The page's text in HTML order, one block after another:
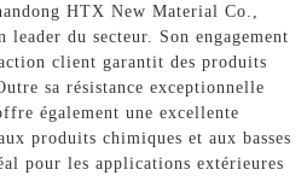
HTX New Material Co.,
leader du secteur. Son engagement
client garantit des produits
sa résistance exceptionnelle
également une excellente
produits chimiques et aux basses
pour les applications extérieures